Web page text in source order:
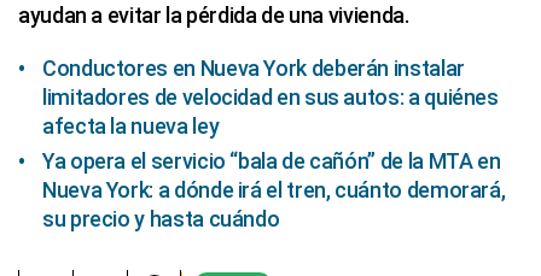
ayudan a evitar la pérdida de una vivienda.
Conductores en Nueva York deberán instalar
limitadores de velocidad en sus autos: a quiénes
afecta la nueva ley
Ya opera el servicio “bala de cañón” de la MTA en
Nueva York: a dónde irá el tren, cuánto demorará,
su precio y hasta cuándo